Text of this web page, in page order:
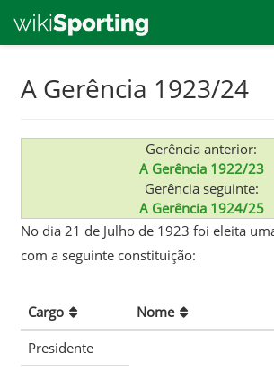
A Gerência 1923/24
Gerência anterior:
A Gerência 1922/23
Gerência seguinte:
A Gerência 1924/25
No dia 21 de Julho de 1923 foi eleita
com a seguinte constituição:
Cargo Nome
Presidente